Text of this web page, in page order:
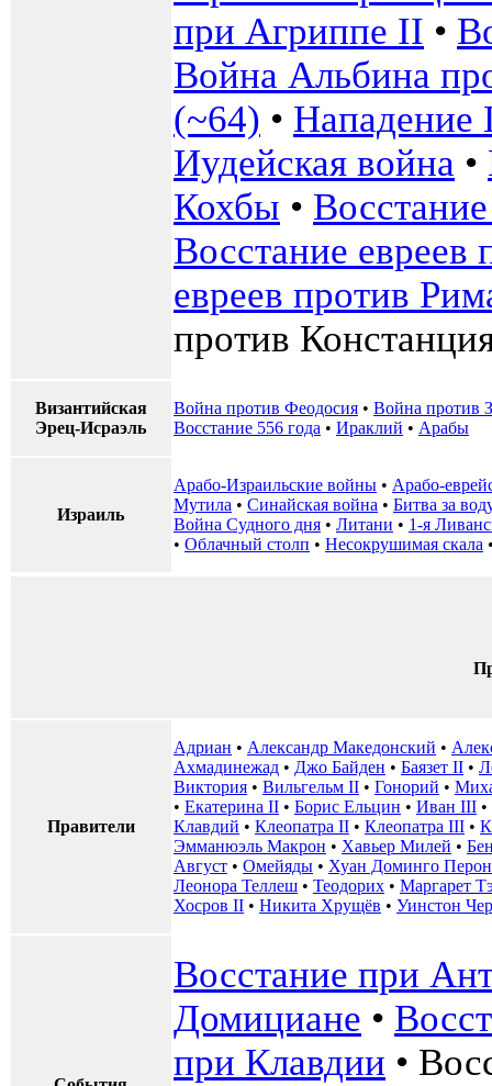
при Агриппе II •
Война Альбина
(~64) • Нападение
Иудейская война •
Кохбы •
Восстание
евреев против
против
Византийская
Эрец-Исраэль
Война против Феодосия • Война против
Восстание 556 года • Ираклий • Арабы
Израиль
Арабо-Израильские войны • Арабо-
Мутила • Синайская война • Битва за
Война Судного дня • Литани • 1-я
• Облачный столп • Несокрушимая скала
Правители
Адриан • Александр Македонский •
Ахмадинежад • Джо Байден • Баязет II •
Виктория • Вильгельм II • Гонорий •
• Екатерина II • Борис Ельцин • Иван III •
Клавдий • Клеопатра II • Клеопатра III •
Эмманюэль Макрон • Хавьер Милей •
Август • Омейяды • Хуан Доминго Перон
Леонора Теллеш • Теодорих • Маргарет
Хосров II • Никита Хрущёв • Уинстон
Восстание при
Домициане •
при Клавдии •